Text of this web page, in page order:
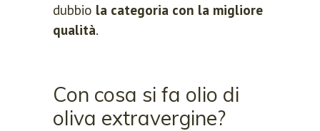
dubbio la categoria con la migliore
qualità.
Con cosa si fa olio di
oliva extravergine?